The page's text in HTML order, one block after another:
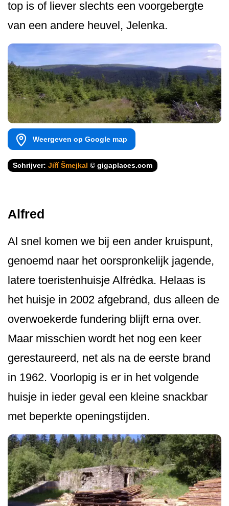
top is of liever slechts een voorgebergte
van een andere heuvel, Jelenka.
Weergeven op Google map
Schrijver: Jiří Šmejkal © gigaplaces.com
Alfred
Al snel komen we bij een ander kruispunt,
genoemd naar het oorspronkelijk jagende,
latere toeristenhuisje Alfrédka. Helaas is
het huisje in 2002 afgebrand, dus alleen de
overwoekerde fundering blijft erna over.
Maar misschien wordt het nog een keer
gerestaureerd, net als na de eerste brand
in 1962. Voorlopig is er in het volgende
huisje in ieder geval een kleine snackbar
met beperkte openingstijden.